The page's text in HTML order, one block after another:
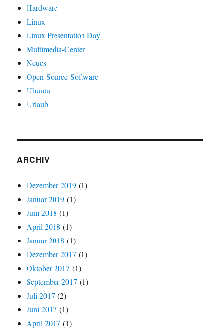
Hardware
Linux
Linux Presentation Day
Multimedia-Center
Neues
Open-Source-Software
Ubuntu
Urlaub
ARCHIV
Dezember 2019 (1)
Januar 2019 (1)
Juni 2018 (1)
April 2018 (1)
Januar 2018 (1)
Dezember 2017 (1)
Oktober 2017 (1)
September 2017 (1)
Juli 2017 (2)
Juni 2017 (1)
April 2017 (1)